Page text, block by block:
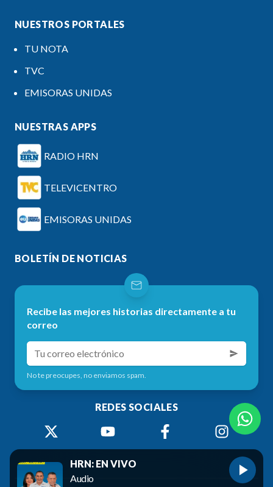
NUESTROS PORTALES
TU NOTA
TVC
EMISORAS UNIDAS
NUESTRAS APPS
RADIO HRN
TELEVICENTRO
EMISORAS UNIDAS
BOLETÍN DE NOTICIAS
Recibe las mejores historias directamente a tu
correo
No te preocupes, no enviamos spam.
REDES SOCIALES
HRN: EN VIVO
Audio